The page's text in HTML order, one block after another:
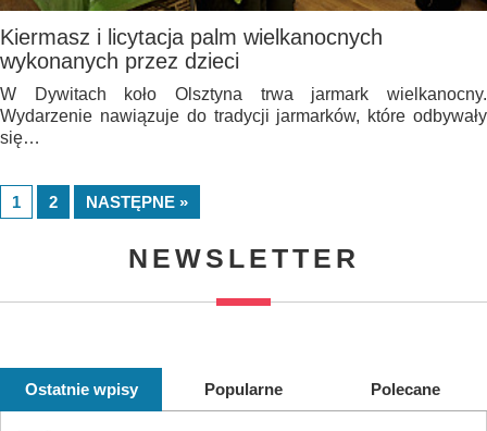
Kiermasz i licytacja palm wielkanocnych
wykonanych przez dzieci
W Dywitach koło Olsztyna trwa jarmark wielkanocny.
Wydarzenie nawiązuje do tradycji jarmarków, które odbywały
się…
1 2 NASTĘPNE »
NEWSLETTER
Ostatnie wpisy Popularne Polecane